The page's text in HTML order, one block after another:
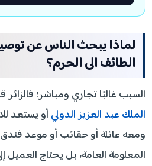
لماذا يبحث الناس عن
الطائف الى الحرم؟
السبب غالبًا تجاري ومباشر؛
الملك عبد العزيز الدوليأو يستعد
ومعه عائلة أو حقائب أو موعد
المعلومة العامة، بل يحتاج